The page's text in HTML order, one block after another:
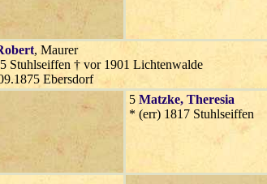
, Maurer
Stuhlseiffen † vor 1901 Lichtenwalde
Ebersdorf
5 Matzke, Theresia
* (err) 1817 Stuhlseiffen